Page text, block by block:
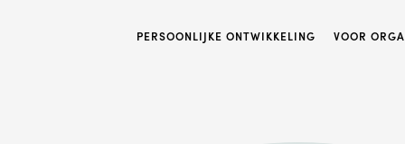
PERSOONLIJKE ONTWIKKELING VOOR